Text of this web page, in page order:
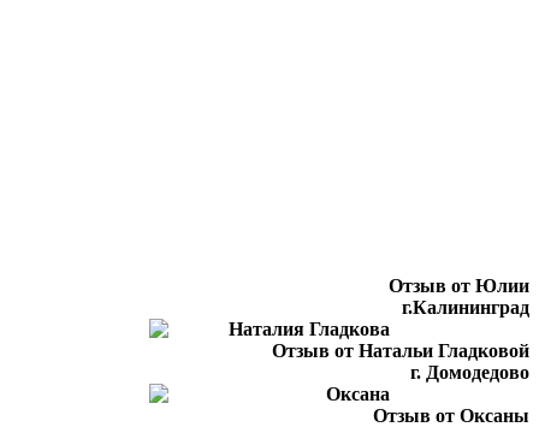
Отзыв от Юлии
г.Калининград
Отзыв от Натальи Гладковой
г. Домодедово
Отзыв от Оксаны